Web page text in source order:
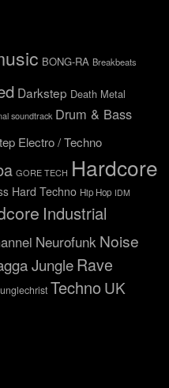
BONG-RA Breakbeats
Darkstep Death Metal
soundtrack Drum & Bass
Electro / Techno
GORE TECH Hardcore
Hard Techno Hip Hop IDM
Industrial
Neurofunk Noise
JungleRave
TechnoUK